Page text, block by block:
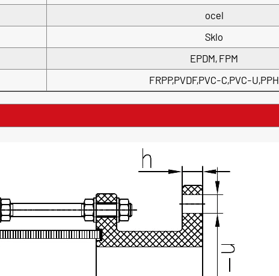
ocel
Sklo
EPDM, FPM
FRPP,PVDF,PVC-C,PVC-U,PPH